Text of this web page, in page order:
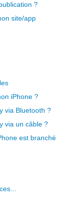
?
site/app
iPhone ?
via Bluetooth ?
via un câble ?
est branché